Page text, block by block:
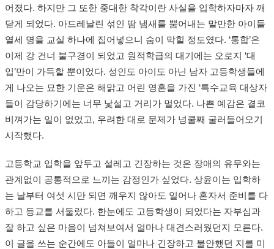
어졌다. 하지만 그 또한 중대한 착각이란 사실을 입학하자마자 깨
닫게 되었다. 아드레날린 섞인 땀 냄새를 뿜어내는 말만한 아이들
열세 명을 교실 하나에 집어넣으니 숨이 막힐 정도였다. ‘통합’은
이제 강 건너 불구경이 되었고 원적학급의 대기에는 오로지 ‘대
입’만이 가득할 뿐이었다. 성인도 아이도 아닌 남자 고등학생들에
게 나오는 묘한 기운은 해맑고 어린 영혼을 가진 ‘특수교육 대상자
들이 감당하기에는 너무 낯설고 거리가 멀었다. 나쁜 예감은 결코
비껴가는 일이 없었고, 우려한 대로 문제가 넝쿨째 굴러들어오기
시작했다.
고등학교 입학을 앞두고 설레고 긴장하는 것은 장애의 유무와는
관계없이 공통적으로 느끼는 감정인가 싶었다. 상윤이는 입학하
는 날부터 여섯 시만 되면 깨우지 않아도 일어나 혼자서 준비를 다
하고 등교를 서둘렀다. 한눈에도 고등학생이 되었다는 자부심과
잘 하고 싶은 마음이 넘쳐보여서 얼마나 대견스러웠던지 모른다.
이 글을 쓰는 순간에도 아들이 얼마나 긴장하고 불안했던 지를 미